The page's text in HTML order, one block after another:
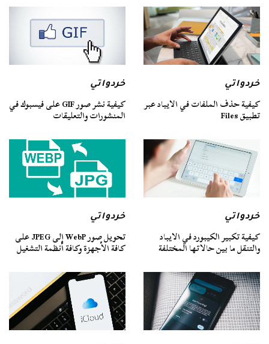
خردواتي
كيفية حذف الملفات في الايباد عبر
تطبيق Files
خردواتي
كيفية نشر صور GIF على فيسبوك في
المنشورات والتعليقات
خردواتي
كيفية تكبير الكيبورد في الايباد
والتنقل ما بين حالاتها المختلفة
خردواتي
تحويل صور WebP إلى JPEG على
كافة الأجهزة وكافة أنظمة التشغيل